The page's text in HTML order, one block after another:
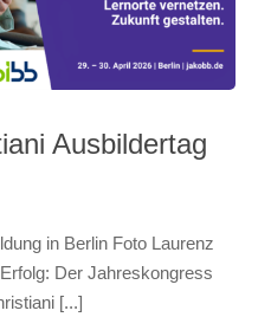
Ausbildertag
in Berlin Foto Laurenz
Der Jahreskongress
[...]